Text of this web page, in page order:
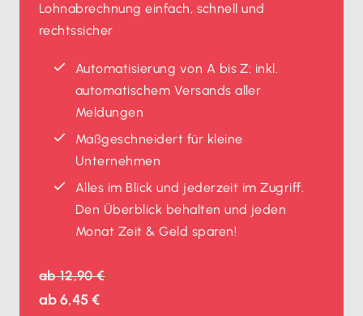
Lohnabrechnung einfach, schnell und
rechtssicher
Automatisierung von A bis Z: inkl.
automatischem Versands aller
Meldungen
Maßgeschneidert für kleine
Unternehmen
Alles im Blick und jederzeit im Zugriff.
Den Überblick behalten und jeden
Monat Zeit & Geld sparen!
ab12,90 €
ab6,45 €